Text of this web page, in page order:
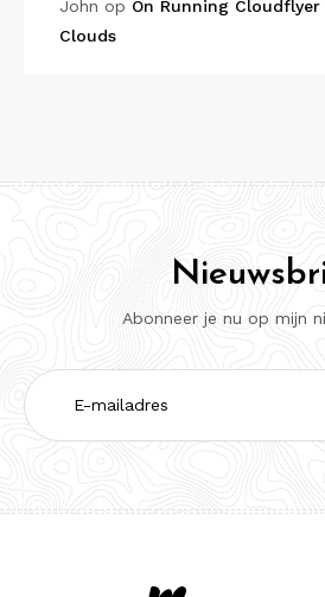
John op On Running
Clouds
Abonneer je nu op mijn
E-
mailadres